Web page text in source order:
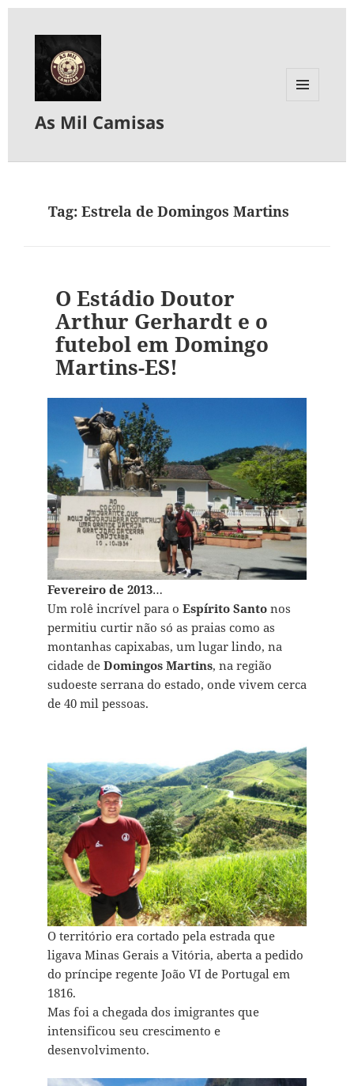
As Mil Camisas
Tag:Estrela de Domingos Martins
O Estádio Doutor
Arthur Gerhardt e o
futebol em Domingo
Martins-ES!
Fevereiro de 2013…
Um rolê incrível para o Espírito Santonos
permitiu curtir não só as praias como as
montanhas capixabas, um lugar lindo, na
cidade de Domingos Martins, na região
sudoeste serrana do estado, onde vivem cerca
de 40 mil pessoas.
O território era cortado pela estrada que
ligava Minas Gerais a Vitória, aberta a pedido
do príncipe regente João VI de Portugal em
1816.
Mas foi a chegada dos imigrantes que
intensificou seu crescimento e
desenvolvimento.